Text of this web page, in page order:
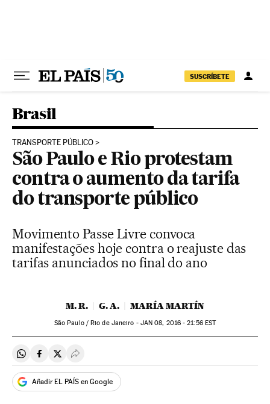
SUSCRÍBETE
Brasil
TRANSPORTE PÚBLICO
São Paulo e Rio protestam
contra o aumento da tarifa
do transporte público
Movimento Passe Livre convoca
manifestações hoje contra o reajuste das
tarifas anunciados no final do ano
M. R. G. A. MARÍA MARTÍN
São Paulo / Rio de Janeiro - JAN 08, 2016 - 21:56EST
Compartir en Whatsapp
Compartir en Facebook
Compartir en Twitter
Desplegar Redes Sociales
Añadir EL PAÍS en Google